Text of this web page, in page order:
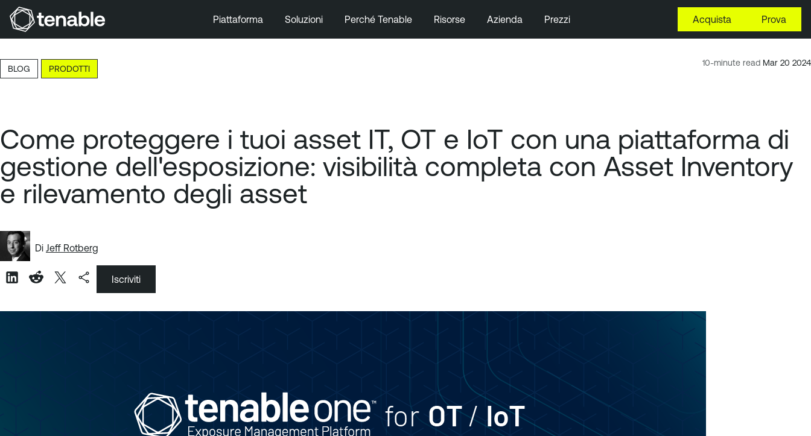
Vai a Contenuto principale
Vai a Piè di pagina
Piattaforma Soluzioni Perché Tenable Risorse Azienda Prezzi Acquista Prova
10-minute read Mar 20 2024
BLOG PRODOTTI
Come proteggere i tuoi asset IT, OT e IoT con una piattaforma di
gestione dell'esposizione: visibilità completa con Asset Inventory
e rilevamento degli asset
Di Jeff Rotberg
Iscriviti